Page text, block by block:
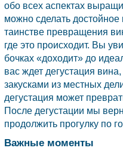
обо всех аспектах
можно сделать
таинстве превращения
где это происходит. Вы
бочках «доходит» до
вас ждет дегустация
закусками из местных
дегустация может
После дегустации мы
продолжить прогулку по
Важные моменты